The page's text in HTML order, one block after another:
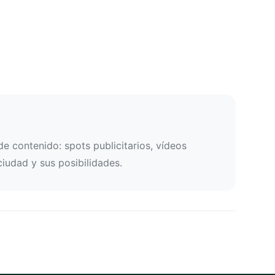
contenido: spots publicitarios, vídeos
y sus posibilidades.